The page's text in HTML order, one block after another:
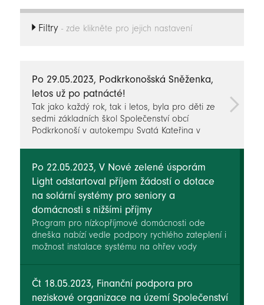
Feed
Filtry- zde klikněte pro jejich nastavení
Po 29.05.2023, Podkrkonošská Sněženka,
letos už po patnácté!
Tak jako každý rok, tak i letos, byla pro děti ze
sedmi základních škol Společenství obcí
Podkrkonoší v autokempu Svatá Kateřina v
Po 22.05.2023, V Nové zelené úsporám
Light odstartoval příjem žádostí o dotace
na solární systémy pro seniory a
domácnosti s nižšími příjmy
Program pro nízkopříjmové domácnosti ode
dneška nabízí vedle podpory rychlého zateplení i
možnost instalace systému na ohřev vody
na zateplení v Nové zelené úsporám Light
čerpali.
Čt 18.05.2023, Finanční podpora pro
neziskové organizace na území Společenství